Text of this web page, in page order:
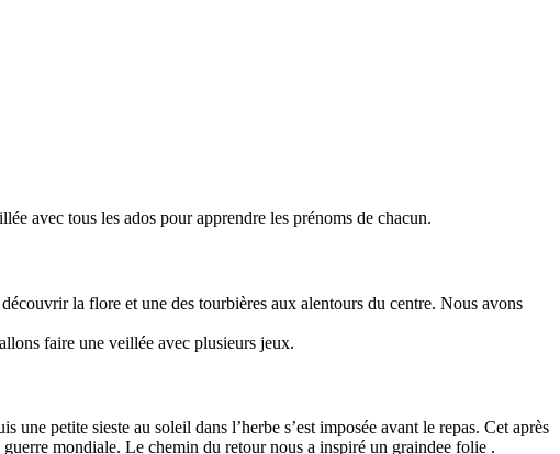
avec tous les ados pour apprendre les prénoms de chacun.
la flore et une des tourbières aux alentours du centre. Nous avons
faire une veillée avec plusieurs jeux.
petite sieste au soleil dans l’herbe s’est imposée avant le repas. Cet après
mondiale. Le chemin du retour nous a inspiré un graindee folie .